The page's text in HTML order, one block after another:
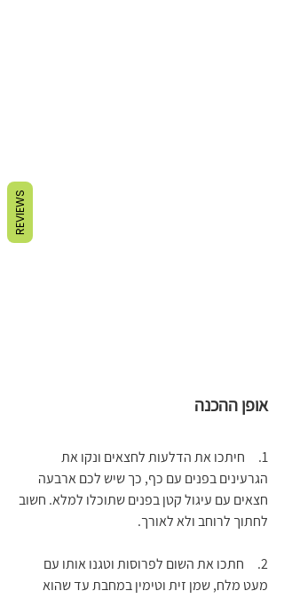
אופן ההכנה
1.     חיתכו את הדלעות לחצאים ונקו את
הגרעינים בפנים עם כף, כך שיש לכם ארבעה
חצאים עם עיגול קטן בפנים שתוכלו למלא. חשוב
לחתוך לרוחב ולא לאורך.
2.     חתכו את השום לפרוסות וטגנו אותו עם
מעט מלח, שמן זית וטימין במחבת עד שהוא
REVIEWS